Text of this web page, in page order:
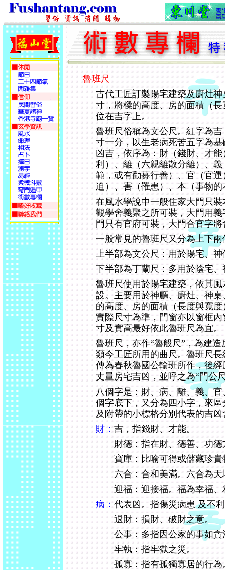
魯班尺
古代工匠訂製陽宅建築及廚灶
寸，將樑的高度、房的面積（
位在吉字上。
魯班尺俗稱為文公尺。紅字為
寸一分，以生老病死苦五字為
凶吉，依序為：財（錢財、才
利）、離（六親離散分離）、
範，或有勸募行善）、官（官
迫）、害（罹患）、本（事物
在風水學說中一般住家大門只
觀學舍義聚之所可裝，大門用
門只有官府可裝，大門合官字
一般常見的魯班尺又分為上下兩
上半部為文公尺：用於陽宅、
下半部為丁蘭尺：多用於陰宅、
魯班尺使用於陽宅建築，依其
設。主要用於神廳、廚灶、神
的高度、房的面積（長度與寬
實際尺寸為準，門窗亦以窗框
寸及實高最好依此魯班尺為宜。
魯班尺，亦作“魯般尺”，為建
類今工匠所用的曲尺。魯班尺
傳為春秋魯國公輸班所作，後
丈量房宅吉凶，並呼之為“門公
八個字是：財、病、離、義、
個字底下，又分為四小字，來
及附帶的小標格分別代表的吉
財：吉，指錢財、才能。
財德：指在財、德善、功德
寶庫：比喻可得或儲藏珍貴
六合：合和美滿。六合為天
迎福：迎接福。福為幸福、
病：代表凶。指傷災病患 及不
退財：損財、破財之意。
公事：多指因公家的事如貪
牢執：指牢獄之災。
孤寡：指有孤獨寡居的行為